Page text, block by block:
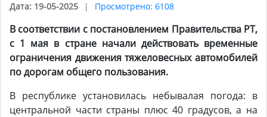
Дата: 19-05-2025 Просмотрено: 6108
В соответствии с постановлением Правительства РТ,
с 1 мая в стране начали действовать временные
ограничения движения тяжеловесных автомобилей
по дорогам общего пользования.
В республике установилась небывалая погода: в
центральной части страны плюс 40 градусов, а на